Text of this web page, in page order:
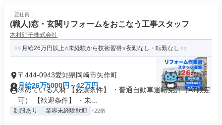
正社員
(職人)窓・玄関リフォームをおこなう工事スタッフ
木村硝子株式会社
月給26万円以上⭐未経験から技術習得⭐夜勤なし・転勤なし
〒444-0943愛知県岡崎市矢作町
月給26万5000円～42万円
求めている人材 【必須条件】 ・普通自動車運転免許（AT限定
可） 【歓迎条件】 ・未...
制服あり 業界未経験歓迎 +22個